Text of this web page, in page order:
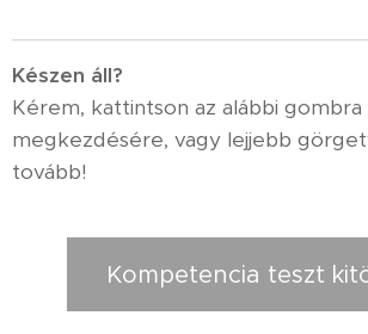
Készen áll?
Kérem, kattintson az alábbi
megkezdésére, vagy lejjebb
tovább!
Kompetencia teszt